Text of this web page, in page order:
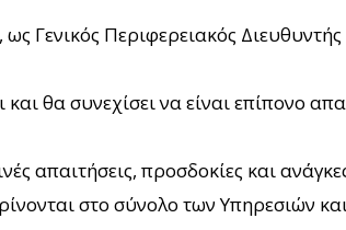
Γενικός Περιφερειακός
θα συνεχίσει να είναι επίπονο
απαιτήσεις, προσδοκίες και
στο σύνολο των Υπηρεσιών